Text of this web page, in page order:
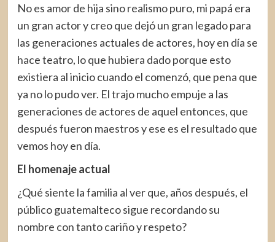
No es amor de hija sino realismo puro, mi papá era
un gran actor y creo que dejó un gran legado para
las generaciones actuales de actores, hoy en día se
hace teatro, lo que hubiera dado porque esto
existiera al inicio cuando el comenzó, que pena que
ya no lo pudo ver. El trajo mucho empuje a las
generaciones de actores de aquel entonces, que
después fueron maestros y ese es el resultado que
vemos hoy en día.
El homenaje actual
¿Qué siente la familia al ver que, años después, el
público guatemalteco sigue recordando su
nombre con tanto cariño y respeto?